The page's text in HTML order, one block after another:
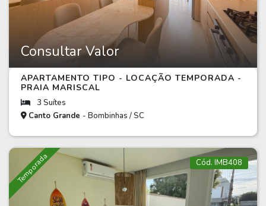
Consultar Valor
APARTAMENTO TIPO - LOCAÇÃO TEMPORADA -
PRAIA MARISCAL
3 Suítes
Canto Grande - Bombinhas / SC
Temporada Cód. IMB408